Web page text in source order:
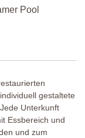
Pool
gestaltete
Unterkunft
Essbereich und
und zum